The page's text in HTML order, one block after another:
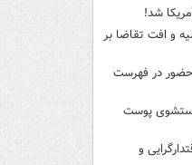
شد!
و افت تقاضا بر
حضور در فهرست
پوست
و